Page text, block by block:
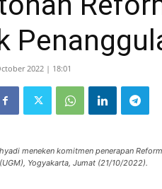
2022 | 18:01
meneken komitmen penerapan
Yogyakarta, Jumat (21/10/2022).